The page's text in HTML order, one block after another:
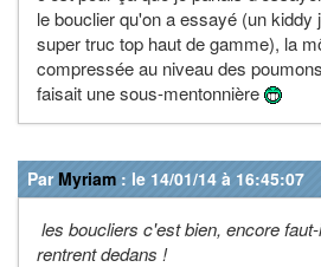
le bouclier qu'on a essayé (un
super truc top haut de gamme), la
compressée au niveau des
faisait une sous-mentonnière
Par Myriam : le 14/01/14 à 16:45:07
les boucliers c'est bien, encore
rentrent dedans !